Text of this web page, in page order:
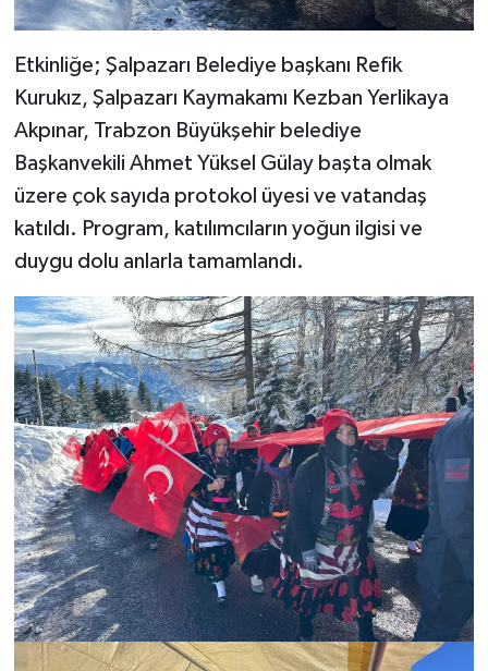
Etkinliğe; Şalpazarı Belediye başkanı Refik
Kurukız, Şalpazarı Kaymakamı Kezban Yerlikaya
Akpınar, Trabzon Büyükşehir belediye
Başkanvekili Ahmet Yüksel Gülay başta olmak
üzere çok sayıda protokol üyesi ve vatandaş
katıldı. Program, katılımcıların yoğun ilgisi ve
duygu dolu anlarla tamamlandı.